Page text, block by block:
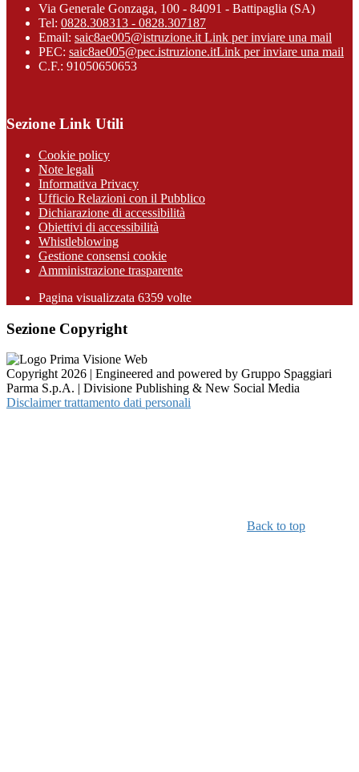
Via Generale Gonzaga, 100 - 84091 - Battipaglia (SA)
Tel: 0828.308313 - 0828.307187
Email: saic8ae005@istruzione.it Link per inviare una mail
PEC: saic8ae005@pec.istruzione.itLink per inviare una mail
C.F.: 91050650653
Sezione Link Utili
Cookie policy
Note legali
Informativa Privacy
Ufficio Relazioni con il Pubblico
Dichiarazione di accessibilità
Obiettivi di accessibilità
Whistleblowing
Gestione consensi cookie
Amministrazione trasparente
Pagina visualizzata 6359 volte
Sezione Copyright
Copyright 2026 | Engineered and powered by Gruppo Spaggiari
Parma S.p.A. | Divisione Publishing & New Social Media
Disclaimer trattamento dati personali
Back to top